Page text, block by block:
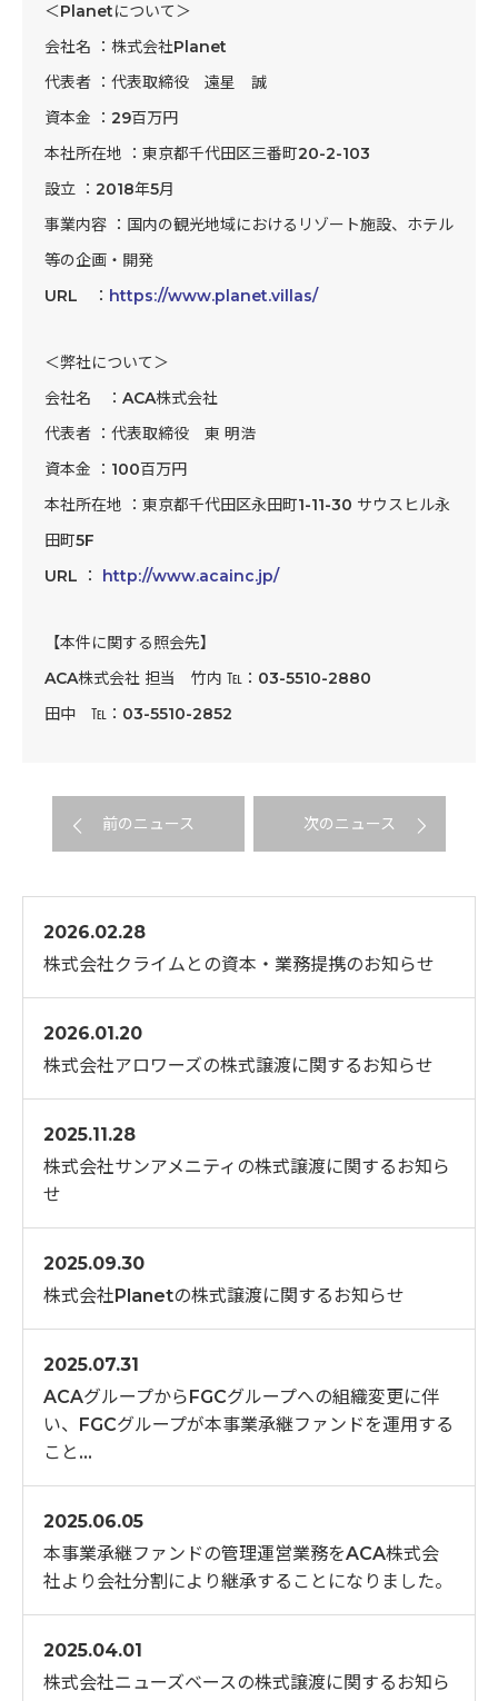
＜Planetについて＞
会社名 ：株式会社Planet
代表者 ：代表取締役 遠星 誠
資本金 ：29百万円
本社所在地 ：東京都千代田区三番町20-2-103
設立 ：2018年5月
事業内容 ：国内の観光地域におけるリゾート施設、ホテル
等の企画・開発
URL ： https://www.planet.villas/
＜弊社について＞
会社名 ：ACA株式会社
代表者 ：代表取締役 東 明浩
資本金 ：100百万円
本社所在地 ：東京都千代田区永田町1-11-30 サウスヒル永
田町5F
URL ： http://www.acainc.jp/
【本件に関する照会先】
ACA株式会社 担当 竹内 ℡：03-5510-2880
田中 ℡：03-5510-2852
前のニュース 次のニュース
2026.02.28
株式会社クライムとの資本・業務提携のお知らせ
2026.01.20
株式会社アロワーズの株式譲渡に関するお知らせ
2025.11.28
株式会社サンアメニティの株式譲渡に関するお知ら
せ
2025.09.30
株式会社Planetの株式譲渡に関するお知らせ
2025.07.31
ACAグループからFGCグループへの組織変更に伴
い、FGCグループが本事業承継ファンドを運用する
こと…
2025.06.05
本事業承継ファンドの管理運営業務をACA株式会
社より会社分割により継承することになりました。
2025.04.01
株式会社ニューズベースの株式譲渡に関するお知ら